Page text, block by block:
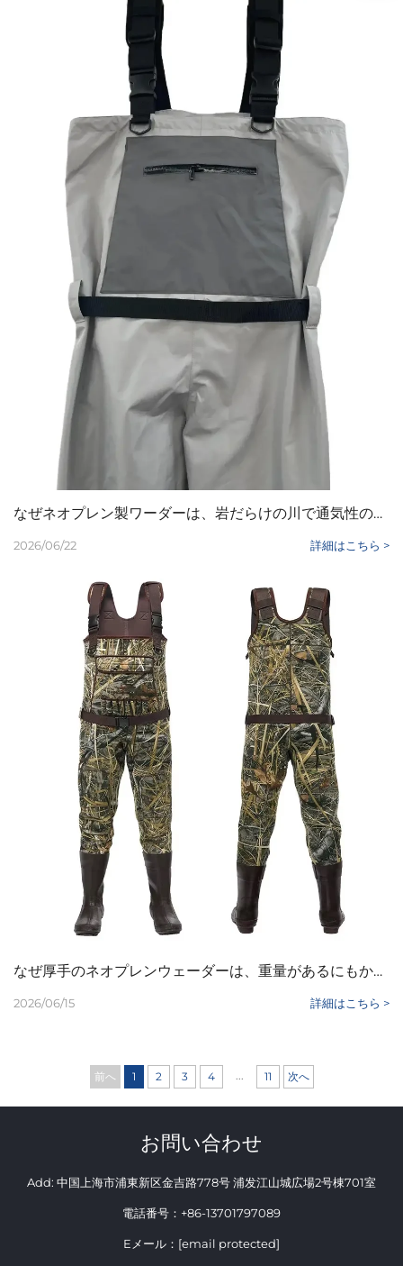
なぜネオプレン製ワーダーは、岩だらけの川で通気性のあるワーダーよりも耐突刺性に優れているのでしょうか？
2026/06/22 詳細はこちら >
なぜ厚手のネオプレンウェーダーは、重量があるにもかかわらず、寒冷水域での釣りで主流となっているのでしょうか？
2026/06/15 詳細はこちら >
前へ 1 2 3 4 11 次へ
お問い合わせ
Add: 中国上海市浦東新区金吉路778号 浦发江山城広場2号棟701室
電話番号： +86-13701797089
Eメール： [email protected]